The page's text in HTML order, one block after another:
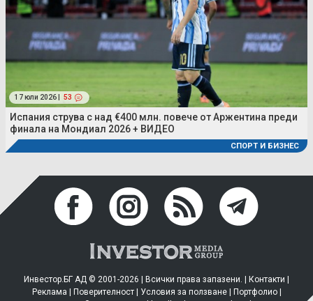
17 юли 2026 | 53
Испания струва с над €400 млн. повече от Аржентина преди
финала на Мондиал 2026 + ВИДЕО
СПОРТ И БИЗНЕС
Инвестор.БГ АД © 2001-2026 | Всички права запазени. | Контакти
Реклама
Поверителност| Условия за ползване| Портфолио|